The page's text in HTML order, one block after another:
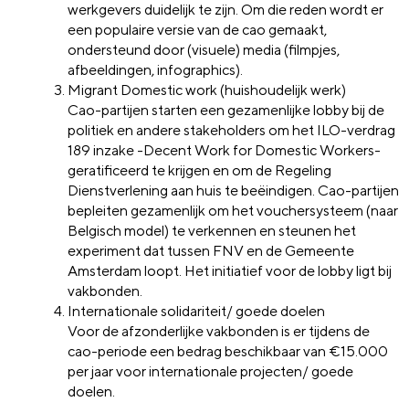
werkgevers duidelijk te zijn. Om die reden wordt er
een populaire versie van de cao gemaakt,
ondersteund door (visuele) media (filmpjes,
afbeeldingen, infographics).
Migrant Domestic work (huishoudelijk werk)
Cao-partijen starten een gezamenlijke lobby bij de
politiek en andere stakeholders om het ILO-verdrag
189 inzake -Decent Work for Domestic Workers-
geratificeerd te krijgen en om de Regeling
Dienstverlening aan huis te beëindigen. Cao-partijen
bepleiten gezamenlijk om het vouchersysteem (naar
Belgisch model) te verkennen en steunen het
experiment dat tussen FNV en de Gemeente
Amsterdam loopt. Het initiatief voor de lobby ligt bij
vakbonden.
Internationale solidariteit/ goede doelen
Voor de afzonderlijke vakbonden is er tijdens de
cao-periode een bedrag beschikbaar van €15.000
per jaar voor internationale projecten/ goede
doelen.